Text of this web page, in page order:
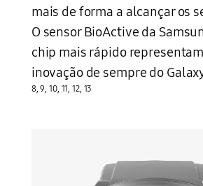
mais de forma a alcançar os
O sensor BioActive da
chip mais rápido
inovação de sempre do
8,9,10, 11 ,12, 13